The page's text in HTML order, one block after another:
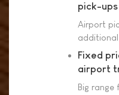
pick-
Airport
Fixed
airport
Big